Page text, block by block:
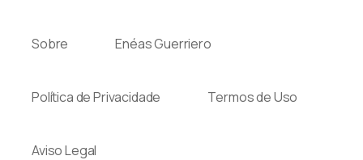
Sobre Enéas Guerriero
Política de Privacidade Termos de Uso
Aviso Legal